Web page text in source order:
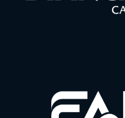
Termo de Uso do Website
Política de Cordialidade